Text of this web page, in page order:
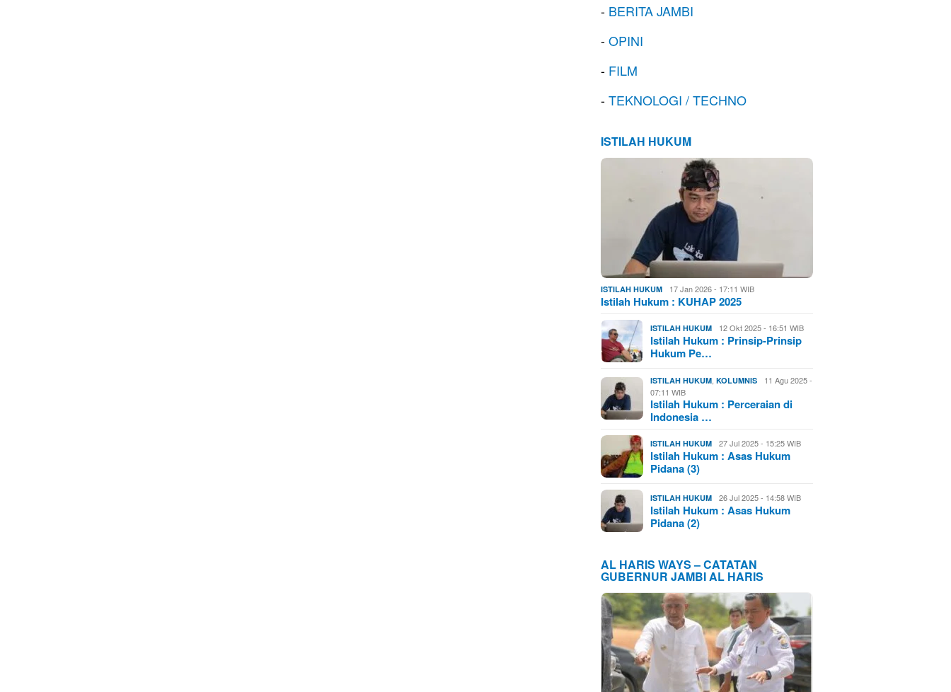
- BERITA JAMBI
-OPINI
- FILM
-TEKNOLOGI / TECHNO
ISTILAH HUKUM
ISTILAH HUKUM 17 Jan 2026 - 17:11 WIB
Istilah Hukum : KUHAP 2025
ISTILAH HUKUM 12 Okt 2025 - 16:51 WIB
Istilah Hukum : Prinsip-Prinsip
Hukum Pe…
ISTILAH HUKUM ,KOLUMNIS
11 Agu 2025 -
07:11 WIB
Istilah Hukum : Perceraian di
Indonesia …
ISTILAH HUKUM 27 Jul 2025 - 15:25 WIB
Istilah Hukum : Asas Hukum
Pidana (3)
ISTILAH HUKUM 26 Jul 2025 - 14:58 WIB
Istilah Hukum : Asas Hukum
Pidana (2)
AL HARIS WAYS – CATATAN
GUBERNUR JAMBI AL HARIS